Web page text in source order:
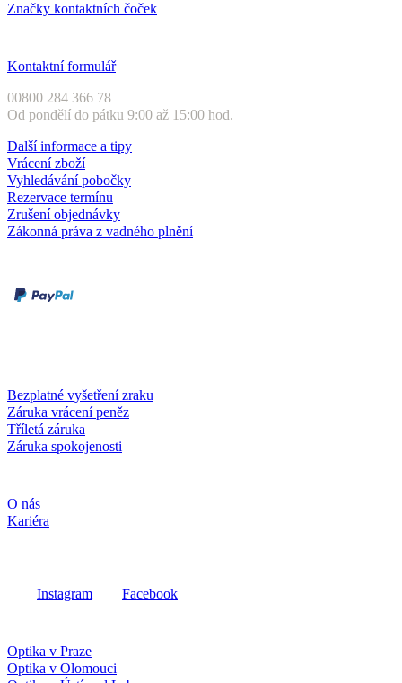
Značky kontaktních čoček
Kontaktní formulář
00800 284 366 78
Od pondělí do pátku 9:00 až 15:00 hod.
Další informace a tipy
Vrácení zboží
Vyhledávání pobočky
Rezervace termínu
Zrušení objednávky
Zákonná práva z vadného plnění
Bezplatné vyšetření zraku
Záruka vrácení peněz
Tříletá záruka
Záruka spokojenosti
O nás
Kariéra
Instagram Facebook
Optika v Praze
Optika v Olomouci